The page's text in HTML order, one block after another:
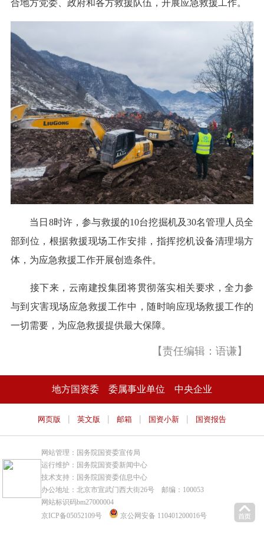
合地方党委、政府和各方救援队伍，开展应急救援工作。
当日8时许，参与救援的10台挖掘机及30名管理人员全
部到位，根据救援现场工作安排，指挥挖机设备清理塌方
体，为应急救援工作开展创造条件。
接下来，云南建投集团将贯彻落实相关要求，全力参
与到灾害现场应急救援工作中，随时响应现场救援工作的
一切需要，为应急救援提供最大保障。
【责任编辑：语谦】
地方国资委 委属事业单位 中央企业
网页版 | 英文版 | 邮箱 | 国资小新 | 国资报告
网站管理：国务院国资委宣传局
运行维护：国务院国资委新闻中心
技术支持：国务院国资委信息中心
办公地址：北京市宣武门西大街26号 邮编：100053
网站标识码bm27000004
京ICP备05052109号
京公网安备 110401200016号